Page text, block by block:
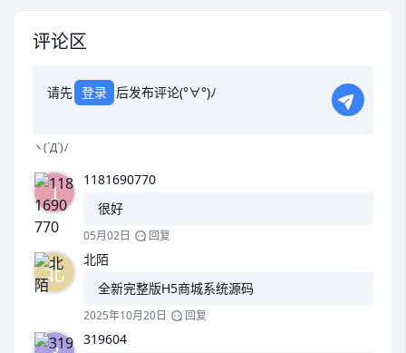
评论区
请先 登录 后发布评论(°∀°)ﾉ
ヽ(`Д´)ﾉ
1181690770
很好
05月02日 回复
北陌
全新完整版H5商城系统源码
2025年10月20日 回复
319604